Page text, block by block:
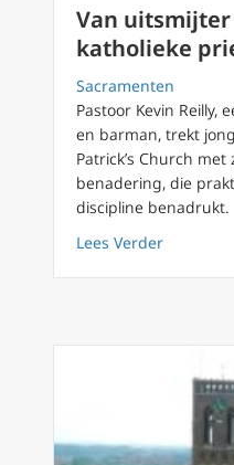
Van
katholieke
Sacramenten
Pastoor Kevin Reilly,
en barman, trekt
Patrick’s Church
benadering, die
discipline benadrukt.
Lees Verderabout